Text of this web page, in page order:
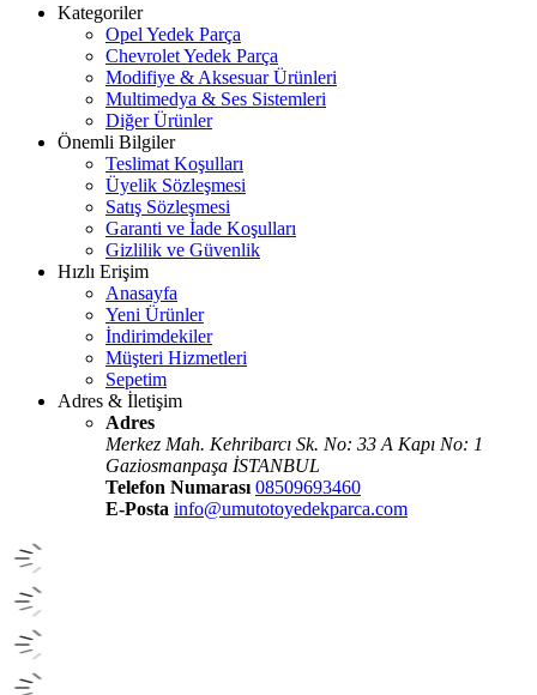
Kategoriler
Opel Yedek Parça
Chevrolet Yedek Parça
Modifiye & Aksesuar Ürünleri
Multimedya & Ses Sistemleri
Diğer Ürünler
Önemli Bilgiler
Teslimat Koşulları
Üyelik Sözleşmesi
Satış Sözleşmesi
Garanti ve İade Koşulları
Gizlilik ve Güvenlik
Hızlı Erişim
Anasayfa
Yeni Ürünler
İndirimdekiler
Müşteri Hizmetleri
Sepetim
Adres & İletişim
Adres
Merkez Mah. Kehribarcı Sk. No: 33 A Kapı No: 1
Gaziosmanpaşa İSTANBUL
Telefon Numarası 08509693460
E-Posta info@umutotoyedekparca.com